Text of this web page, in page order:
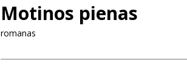
Motinos pienas
romanas